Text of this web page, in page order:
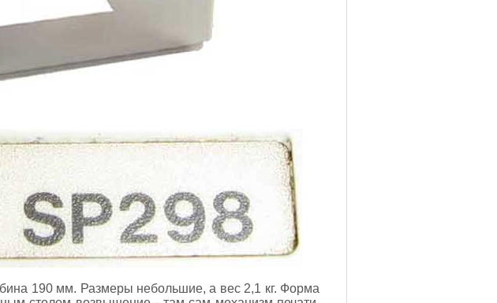
190 мм. Размеры небольшие, а вес 2,1 кг. Форма